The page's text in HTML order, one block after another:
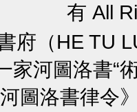
有 All
府（HE TU
家河圖洛書“
圖洛書律令